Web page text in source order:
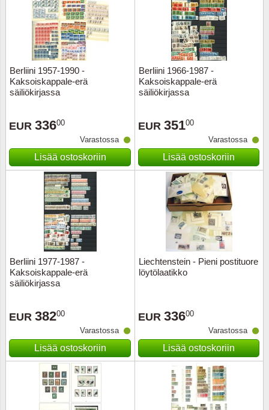
Berliini 1957-1990 -
Kaksoiskappale-erä
säiliökirjassa
EUR 33600
Varastossa
Lisää ostoskoriin
Berliini 1966-1987 -
Kaksoiskappale-erä
säiliökirjassa
EUR 35100
Varastossa
Lisää ostoskoriin
Berliini 1977-1987 -
Kaksoiskappale-erä
säiliökirjassa
EUR 38200
Varastossa
Lisää ostoskoriin
Liechtenstein - Pieni postituore
löytölaatikko
EUR 33600
Varastossa
Lisää ostoskoriin